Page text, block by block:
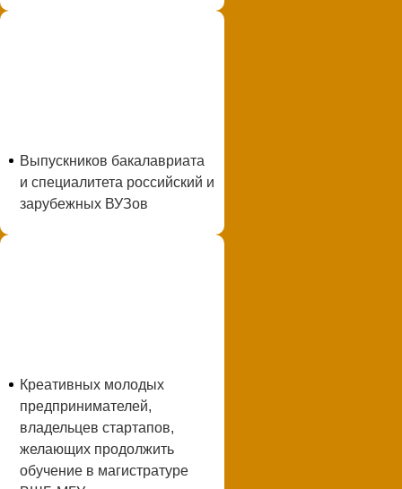
Выпускников бакалавриата
и специалитета российский и
зарубежных ВУЗов
Креативных молодых
предпринимателей,
владельцев стартапов,
желающих продолжить
обучение в магистратуре